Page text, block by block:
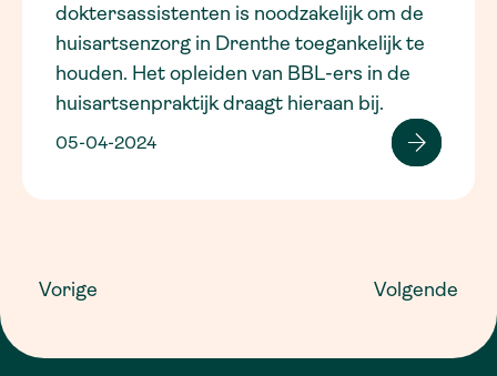
doktersassistenten is noodzakelijk om de
huisartsenzorg in Drenthe toegankelijk te
houden. Het opleiden van BBL-ers in de
huisartsenpraktijk draagt hieraan bij.
05-04-2024
Vorige Volgende